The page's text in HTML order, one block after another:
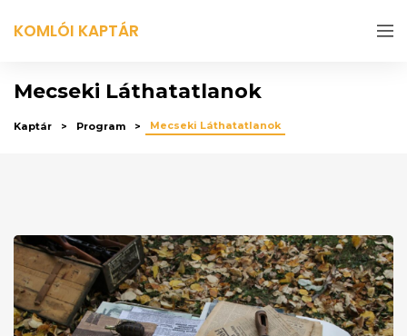
KOMLÓI KAPTÁR
Mecseki Láthatatlanok
Kaptár Program Mecseki Láthatatlanok